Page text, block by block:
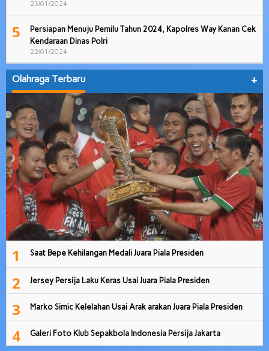
23/01/2024
5
Persiapan Menuju Pemilu Tahun 2024, Kapolres Way Kanan Cek
Kendaraan Dinas Polri
22/01/2024
Olahraga Terbaru +
1 Saat Bepe Kehilangan Medali Juara Piala Presiden
2 Jersey Persija Laku Keras Usai Juara Piala Presiden
3 Marko Simic Kelelahan Usai Arak arakan Juara Piala Presiden
4 Galeri Foto Klub Sepakbola Indonesia Persija Jakarta